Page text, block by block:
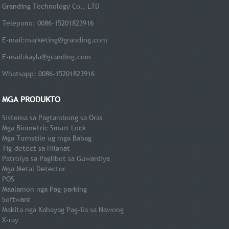
Granding Technology Co., LTD
Telepono: 0086-15201823916
E-mail:marketing@granding.com
E-mail:kayla@granding.com
Whatsapp: 0086-15201823916
MGA PRODUKTO
Sistema sa Pagtambong sa Oras
Mga Biometric Smart Lock
Mga Turnstile ug mga Babag
Tig-detect sa Hilanat
Patrolya sa Paglibot sa Guwardiya
Mga Metal Detector
POS
Maalamon nga Pag-parking
Software
Makita nga Kahayag Pag-ila sa Nawong
X-ray